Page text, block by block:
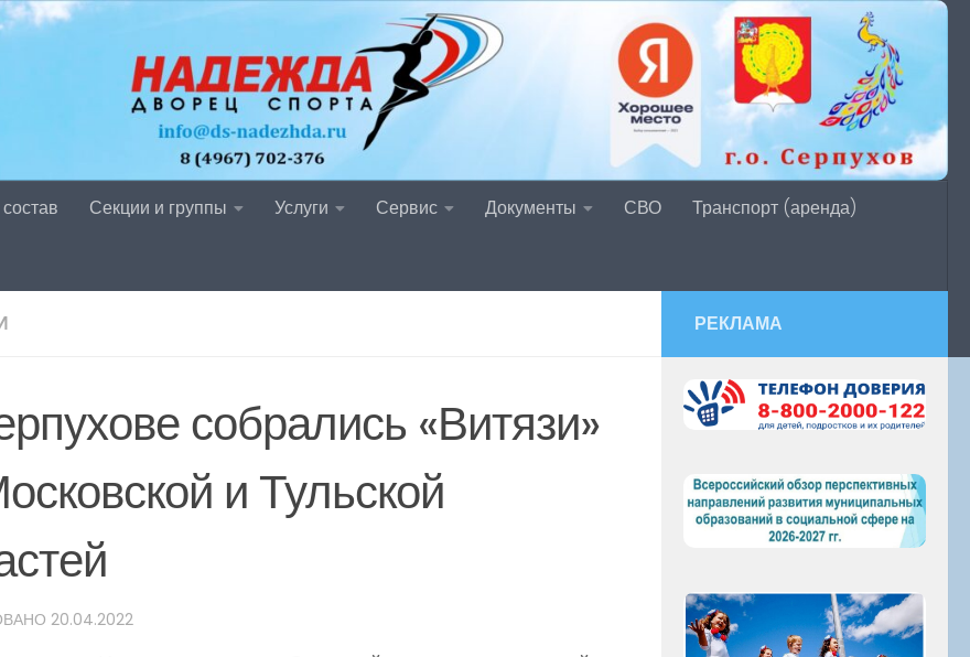
Секции и группы Услуги Сервис Документы СВО Транспорт (аренда)
собрались «Витязи»
и Тульской
20.04.2022
РЕКЛАМА